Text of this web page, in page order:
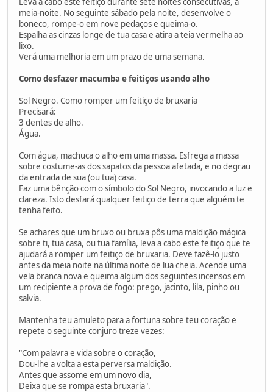
meia-noite. No seguinte sábado pela noite, desenvolve o
boneco, rompe-o em nove pedaços e queima-o.
Espalha as cinzas longe de tua casa e atira a teia vermelha ao
lixo.
Verá uma melhoria em um prazo de uma semana.
Como desfazer macumba e feitiços usando alho
Sol Negro. Como romper um feitiço de bruxaria
Precisará:
3 dentes de alho.
Água.
Com água, machuca o alho em uma massa. Esfrega a massa
sobre costume-as dos sapatos da pessoa afetada, e no degrau
da entrada de sua (ou tua) casa.
Faz uma bênção com o símbolo do Sol Negro, invocando a luz e
clareza. Isto desfará qualquer feitiço de terra que alguém te
tenha feito.
Se achares que um bruxo ou bruxa pôs uma maldição mágica
sobre ti, tua casa, ou tua família, leva a cabo este feitiço que te
ajudará a romper um feitiço de bruxaria. Deve fazê-lo justo
antes da meia noite na última noite de lua cheia. Acende uma
vela branca nova e queima algum dos seguintes incensos em
um recipiente a prova de fogo: prego, jacinto, lila, pinho ou
salvia.
Mantenha teu amuleto para a fortuna sobre teu coração e
repete o seguinte conjuro treze vezes:
"Com palavra e vida sobre o coração,
Dou-lhe a volta a esta perversa maldição.
Antes que assome em um novo dia,
Deixa que se rompa esta bruxaria".